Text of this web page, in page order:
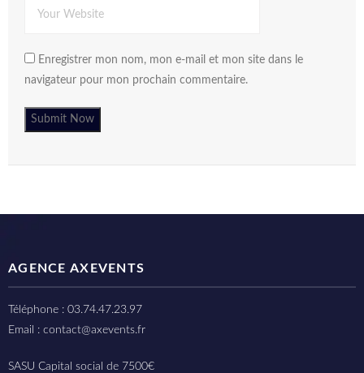
Enregistrer mon nom, mon e-mail et mon site dans le
navigateur pour mon prochain commentaire.
AGENCE AXEVENTS
Téléphone : 03.74.47.23.97
Email : contact@axevents.fr
SASU Capital social de 7500€